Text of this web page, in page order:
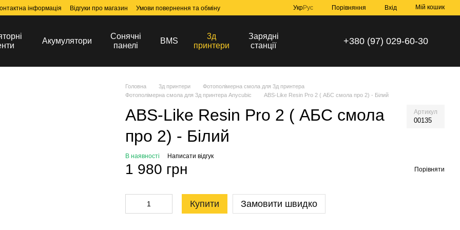
інформація Відгуки про магазин Умови повернення та обміну УкрРус Порівняння Вхід Мій кошик
Акумулятори
Сонячні
панелі
BMS
3д
принтери
Зарядні
станції
+380 (97) 029-60-30
Головна 3д принтери
Фотополімерна смола для 3д принтера
Фотополімерна смола для 3д принтера Anycubic
ABS-Like Resin Pro 2 ( АБС смола про 2) - Білий
ABS-Like Resin Pro 2 ( АБС смола
про 2) - Білий
Артикул
00135
В наявності Написати відгук
1 980 грн Порівняти
Купити Замовити швидко